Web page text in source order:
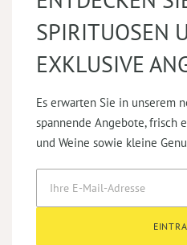
SPIRITUOSEN
EXKLUSIVE
Es erwarten Sie in unserem
spannende Angebote, frisch
und Weine sowie kleine